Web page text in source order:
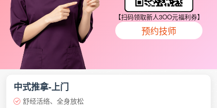
【扫码领取新人3OO元福利券】
预约技师
中式推拿-上门
舒经活络、全身放松